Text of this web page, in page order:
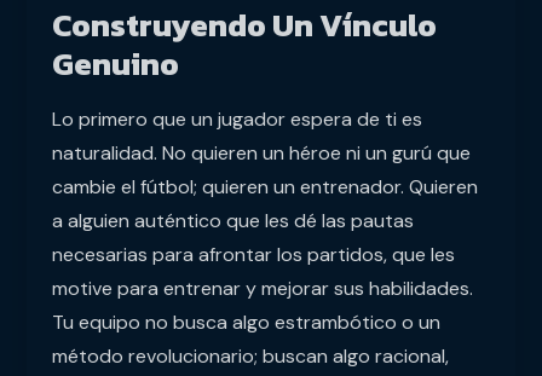
Construyendo Un Vínculo
Genuino
Lo primero que un jugador espera de ti es
naturalidad. No quieren un héroe ni un gurú que
cambie el fútbol; quieren un entrenador. Quieren
a alguien auténtico que les dé las pautas
necesarias para afrontar los partidos, que les
motive para entrenar y mejorar sus habilidades.
Tu equipo no busca algo estrambótico o un
método revolucionario; buscan algo racional,